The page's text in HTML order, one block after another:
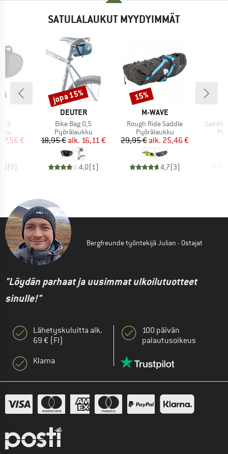
SATULALAUKUT MYYDYIMMÄT
hinta
17,56 €
(0)
MERKKI
DEUTER
Tuote
Bike Bag 0,5
Tuoteryhmä
Pyörälaukku
Hinta
18,95 € Alennettu hinta
alk. 16,11 €
4,0(1)
Alennus
jopa 15%
MERKKI
M-WAVE
Tuote
Rough Ride Saddle
Tuoteryhmä
Pyörälaukku
Hinta
29,95 € Alennettu hinta
alk. 25,46 €
4,7(3)
Alennus
15%
Tuote
Saddle
Bergfreunde työntekijä Julian - Ostajat
"Löydän parhaat ja uusimmat ulkoilutuotteet
sinulle!"
Lähetyskuluitta alk.
69 € (FI)
Klarna
100 päivän
palautusoikeus